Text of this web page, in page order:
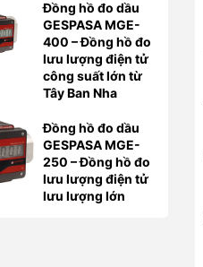
Đồng hồ đo dầu
GESPASA MGE-
400 – Đồng hồ đo
lưu lượng điện tử
công suất lớn từ
Tây Ban Nha
Đồng hồ đo dầu
GESPASA MGE-
250 – Đồng hồ đo
lưu lượng điện tử
lưu lượng lớn